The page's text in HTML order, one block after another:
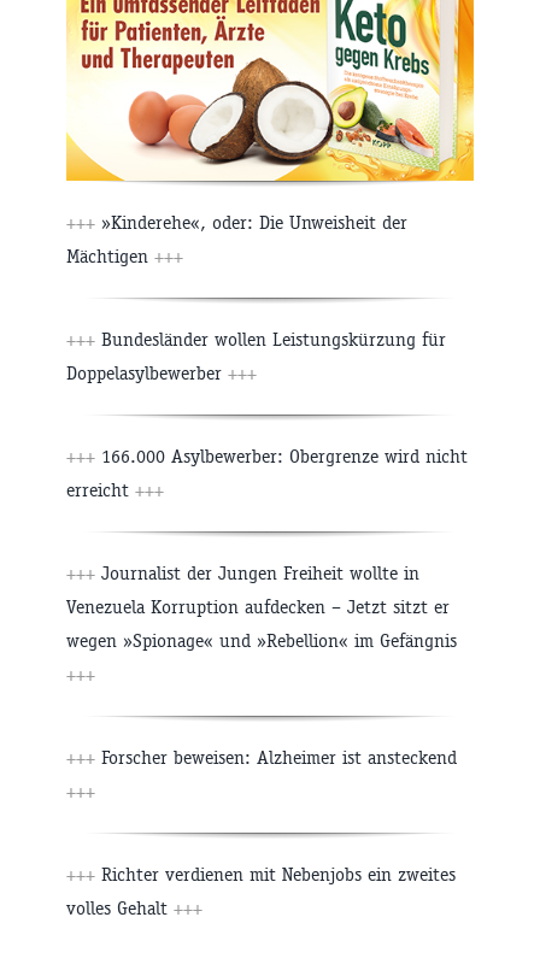
+++ »Kinderehe«, oder: Die Unweisheit der
Mächtigen +++
+++ Bundesländer wollen Leistungskürzung für
Doppelasylbewerber +++
+++ 166.000 Asylbewerber: Obergrenze wird nicht
erreicht +++
+++ Journalist der Jungen Freiheit wollte in
Venezuela Korruption aufdecken – Jetzt sitzt er
wegen »Spionage« und »Rebellion« im Gefängnis
+++
+++ Forscher beweisen: Alzheimer ist ansteckend
+++
+++ Richter verdienen mit Nebenjobs ein zweites
volles Gehalt +++